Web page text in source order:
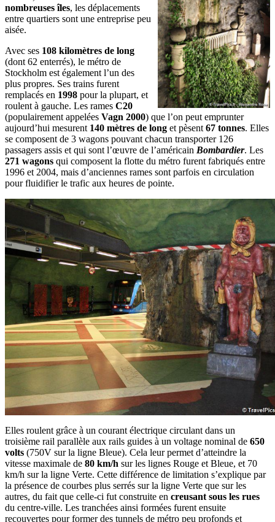
nombreuses îles, les déplacements
entre quartiers sont une entreprise peu
aisée.
Avec ses 108 kilomètres de long
(dont 62 enterrés), le métro de
Stockholm est également l’un des
plus propres. Ses trains furent
remplacés en 1998 pour la plupart, et
roulent à gauche. Les rames C20
(populairement appelées Vagn 2000) que l’on peut emprunter
aujourd’hui mesurent 140 mètres de long et pèsent 67 tonnes. Elles
se composent de 3 wagons pouvant chacun transporter 126
passagers assis et qui sont l’œuvre de l’américain Bombardier. Les
271 wagons qui composent la flotte du métro furent fabriqués entre
1996 et 2004, mais d’anciennes rames sont parfois en circulation
pour fluidifier le trafic aux heures de pointe.
Elles roulent grâce à un courant électrique circulant dans un
troisième rail parallèle aux rails guides à un voltage nominal de 650
volts (750V sur la ligne Bleue). Cela leur permet d’atteindre la
vitesse maximale de 80 km/h sur les lignes Rouge et Bleue, et 70
km/h sur la ligne Verte. Cette différence de limitation s’explique par
la présence de courbes plus serrés sur la ligne Verte que sur les
autres, du fait que celle-ci fut construite en creusant sous les rues
du centre-ville. Les tranchées ainsi formées furent ensuite
recouvertes pour former des tunnels de métro peu profonds et